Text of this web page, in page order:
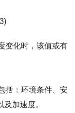
变化时，该值或有
括：环境条件、安
加速度。